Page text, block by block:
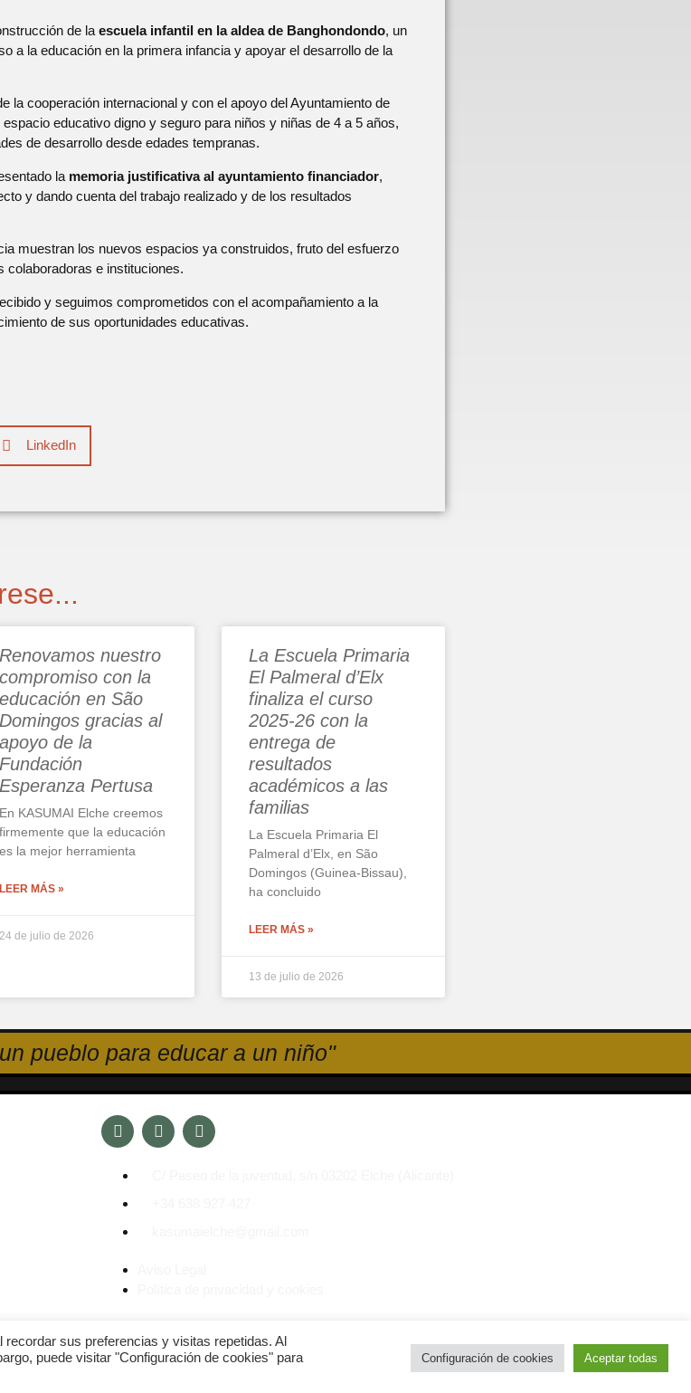
de la escuela infantil en la aldea de Banghondondo, un
a la educación en la primera infancia y apoyar el desarrollo de la
la cooperación internacional y con el apoyo del Ayuntamiento de
educativo digno y seguro para niños y niñas de 4 a 5 años,
de desarrollo desde edades tempranas.
la memoria justificativa al ayuntamiento financiador,
y dando cuenta del trabajo realizado y de los resultados
muestran los nuevos espacios ya construidos, fruto del esfuerzo
colaboradoras e instituciones.
y seguimos comprometidos con el acompañamiento a la
de sus oportunidades educativas.
LinkedIn
Renovamos nuestro
compromiso con la
educación en São
Domingos gracias al
apoyo de la
Fundación
Esperanza Pertusa
En KASUMAI Elche creemos
firmemente que la educación
es la mejor herramienta
LEER MÁS »
24 de julio de 2026
La Escuela Primaria
El Palmeral d’Elx
finaliza el curso
2025-26 con la
entrega de
resultados
académicos a las
familias
La Escuela Primaria El
Palmeral d’Elx, en São
Domingos (Guinea-Bissau),
ha concluido
LEER MÁS »
13 de julio de 2026
pueblo para educar a un niño"
sus preferencias y visitas repetidas. Al
puede visitar "Configuración de cookies" para
Configuración de cookies Aceptar todas